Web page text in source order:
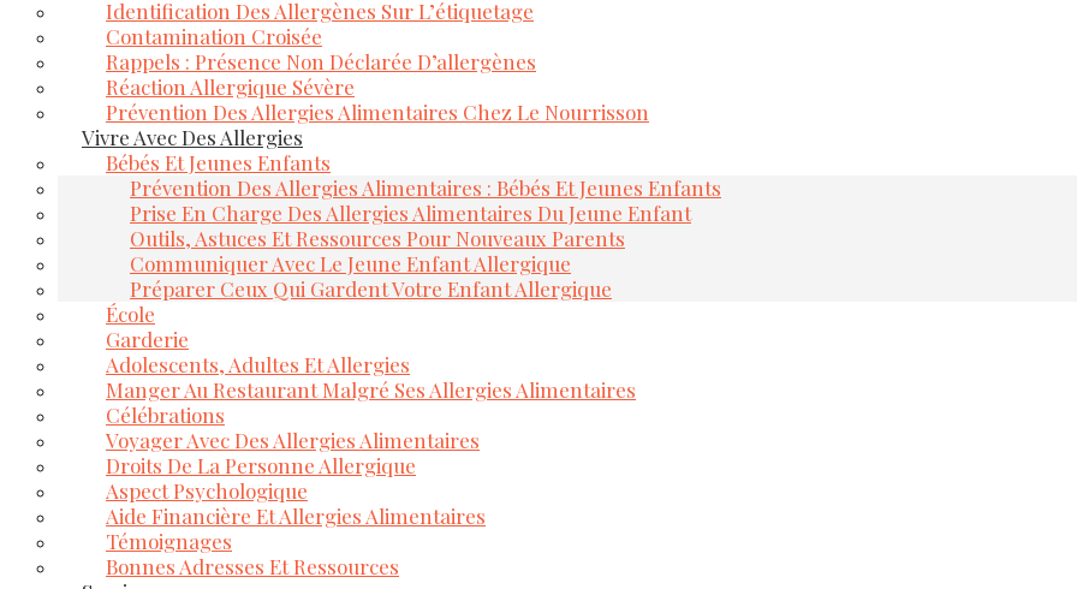
Identification Des Allergènes Sur L’étiquetage
Contamination Croisée
Rappels : Présence Non Déclarée D’allergènes
Réaction Allergique Sévère
Prévention Des Allergies Alimentaires Chez Le Nourrisson
Vivre Avec Des Allergies
Bébés Et Jeunes Enfants
Prévention Des Allergies Alimentaires : Bébés Et Jeunes Enfants
Prise En Charge Des Allergies Alimentaires Du Jeune Enfant
Outils, Astuces Et Ressources Pour Nouveaux Parents
Communiquer Avec Le Jeune Enfant Allergique
Préparer Ceux Qui Gardent Votre Enfant Allergique
École
Garderie
Adolescents, Adultes Et Allergies
Manger Au Restaurant Malgré Ses Allergies Alimentaires
Célébrations
Voyager Avec Des Allergies Alimentaires
Droits De La Personne Allergique
Aspect Psychologique
Aide Financière Et Allergies Alimentaires
Témoignages
Bonnes Adresses Et Ressources